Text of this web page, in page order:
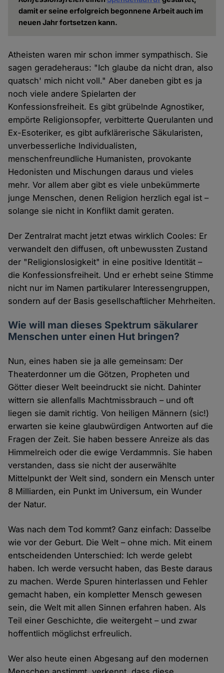
damit er seine erfolgreich begonnene Arbeit auch im
neuen Jahr fortsetzen kann.
Atheisten waren mir schon immer sympathisch. Sie
sagen geradeheraus: "Ich glaube da nicht dran, also
quatsch' mich nicht voll." Aber daneben gibt es ja
noch viele andere Spielarten der
Konfessionsfreiheit. Es gibt grübelnde Agnostiker,
empörte Religionsopfer, verbitterte Querulanten und
Ex-Esoteriker, es gibt aufklärerische Säkularisten,
unverbesserliche Individualisten,
menschenfreundliche Humanisten, provokante
Hedonisten und Mischungen daraus und vieles
mehr. Vor allem aber gibt es viele unbekümmerte
junge Menschen, denen Religion herzlich egal ist –
solange sie nicht in Konflikt damit geraten.
Der Zentralrat macht jetzt etwas wirklich Cooles: Er
verwandelt den diffusen, oft unbewussten Zustand
der "Religionslosigkeit" in eine positive Identität –
die Konfessionsfreiheit. Und er erhebt seine Stimme
nicht nur im Namen partikularer Interessengruppen,
sondern auf der Basis gesellschaftlicher Mehrheiten.
Wie will man dieses Spektrum säkularer
Menschen unter einen Hut bringen?
Nun, eines haben sie ja alle gemeinsam: Der
Theaterdonner um die Götzen, Propheten und
Götter dieser Welt beeindruckt sie nicht. Dahinter
wittern sie allenfalls Machtmissbrauch – und oft
liegen sie damit richtig. Von heiligen Männern (sic!)
erwarten sie keine glaubwürdigen Antworten auf die
Fragen der Zeit. Sie haben bessere Anreize als das
Himmelreich oder die ewige Verdammnis. Sie haben
verstanden, dass sie nicht der auserwählte
Mittelpunkt der Welt sind, sondern ein Mensch unter
8 Milliarden, ein Punkt im Universum, ein Wunder
der Natur.
Was nach dem Tod kommt? Ganz einfach: Dasselbe
wie vor der Geburt. Die Welt – ohne mich. Mit einem
entscheidenden Unterschied: Ich werde gelebt
haben. Ich werde versucht haben, das Beste daraus
zu machen. Werde Spuren hinterlassen und Fehler
gemacht haben, ein kompletter Mensch gewesen
sein, die Welt mit allen Sinnen erfahren haben. Als
Teil einer Geschichte, die weitergeht – und zwar
hoffentlich möglichst erfreulich.
Wer also heute einen Abgesang auf den modernen